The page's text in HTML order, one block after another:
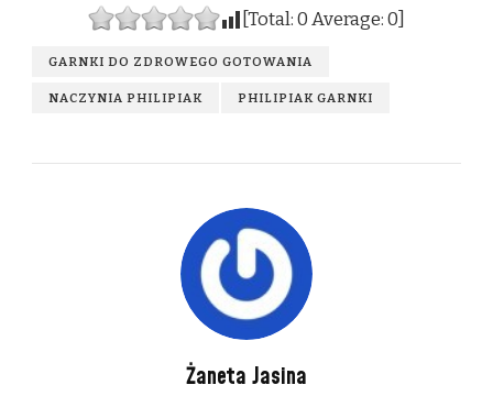
[Total:0Average:0]
GARNKI DO ZDROWEGO GOTOWANIA
NACZYNIA PHILIPIAK PHILIPIAK GARNKI
Żaneta Jasina